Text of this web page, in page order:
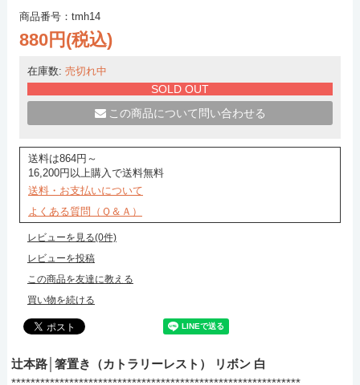
商品番号：tmh14
880円(税込)
在庫数: 売切れ中
SOLD OUT
この商品について問い合わせる
送料は864円～
16,200円以上購入で送料無料
送料・お支払いについて
よくある質問（Ｑ＆Ａ）
レビューを見る(0件)
レビューを投稿
この商品を友達に教える
買い物を続ける
辻本路│箸置き（カトラリーレスト） リボン 白